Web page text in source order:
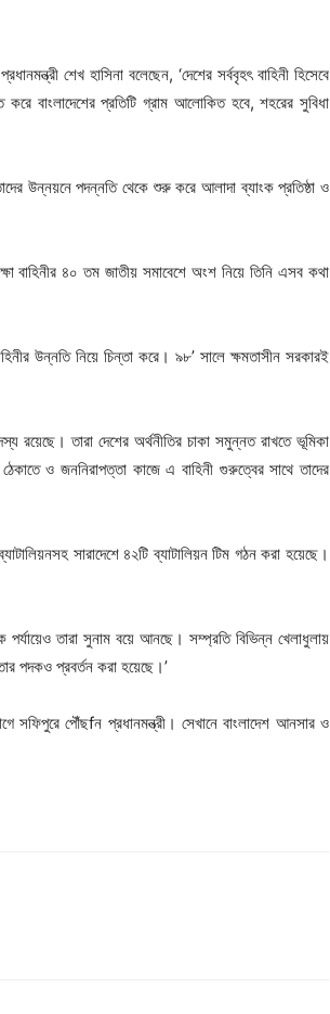
শেখ হাসিনা বলেছেন, ‘দেশের সর্ববৃহৎ বাহিনী হিসেবে
বাংলাদেশের প্রতিটি গ্রাম আলোকিত হবে, শহরের সুবিধা
উন্নয়নে পদন্নতি থেকে শুরু করে আলাদা ব্যাংক প্রতিষ্ঠা ও
বাহিনীর ৪০ তম জাতীয় সমাবেশে অংশ নিয়ে তিনি এসব কথা
উন্নতি নিয়ে চিন্তা করে। ৯৮’ সালে ক্ষমতাসীন সরকারই
রয়েছে। তারা দেশের অর্থনীতির চাকা সমুন্নত রাখতে ভূমিকা
ও জননিরাপত্তা কাজে এ বাহিনী গুরুত্বের সাথে তাদের
সারাদেশে ৪২টি ব্যাটালিয়ন টিম গঠন করা হয়েছে।
পর্যায়েও তারা সুনাম বয়ে আনছে। সম্প্রতি বিভিন্ন খেলাধুলায়
পদকও প্রবর্তন করা হয়েছে।’
সফিপুরে পৌঁছfন প্রধানমন্ত্রী। সেখানে বাংলাদেশ আনসার ও